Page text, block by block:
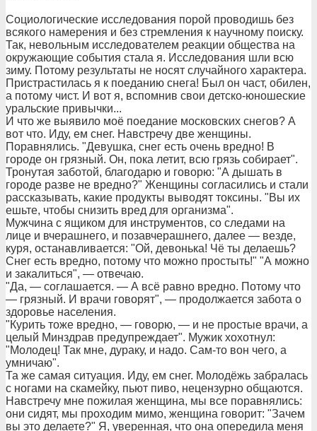
Социологические исследования порой проводишь без
всякого намерения и без стремления к научному поиску.
Так, невольным исследователем реакции общества на
окружающие события стала я. Исследования шли всю
зиму. Потому результаты не носят случайного характера.
Пристрастилась я к поеданию снега! Был он част, обилен,
а потому чист. И вот я, вспомнив свои детско-юношеские
уральские привычки...
И что же выявило моё поедание московских снегов? А
вот что. Иду, ем снег. Навстречу две женщины.
Поравнялись. "Девушка, снег есть очень вредно! В
городе он грязный. Он, пока летит, всю грязь собирает".
Тронутая заботой, благодарю и говорю: "А дышать в
городе разве не вредно?" Женщины согласились и стали
рассказывать, какие продукты выводят токсины. "Вы их
ешьте, чтобы снизить вред для организма".
Мужчина с ящиком для инструментов, со следами на
лице и вчерашнего, и позавчерашнего, далее — везде,
куря, останавливается: "Ой, девонька! Чё ты делаешь?
Снег есть вредно, потому что можно простыть!" "А можно
и закалиться", — отвечаю.
"Да, — соглашается. — А всё равно вредно. Потому что
— грязный. И врачи говорят", — продолжается забота о
здоровье населения.
"Курить тоже вредно, — говорю, — и не простые врачи, а
целый Минздрав предупреждает". Мужик хохотнул:
"Молодец! Так мне, дураку, и надо. Сам-то вон чего, а
умничаю".
Та же самая ситуация. Иду, ем снег. Молодёжь забралась
с ногами на скамейку, пьют пиво, нецензурно общаются.
Навстречу мне пожилая женщина, мы все поравнялись:
они сидят, мы проходим мимо, женщина говорит: "Зачем
вы это делаете?" Я, уверенная, что она опередила меня